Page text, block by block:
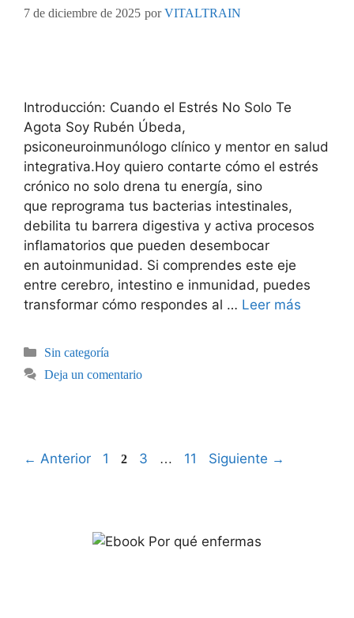
7 de diciembre de 2025 porVITALTRAIN
Introducción: Cuando el Estrés No Solo Te
Agota Soy Rubén Úbeda,
psiconeuroinmunólogo clínico y mentor en salud
integrativa.Hoy quiero contarte cómo el estrés
crónico no solo drena tu energía, sino
que reprograma tus bacterias intestinales,
debilita tu barrera digestiva y activa procesos
inflamatorios que pueden desembocar
en autoinmunidad. Si comprendes este eje
entre cerebro, intestino e inmunidad, puedes
transformar cómo respondes al … Leer más
Sin categoría
Deja un comentario
← Anterior 1 2 3 … 11 Siguiente →